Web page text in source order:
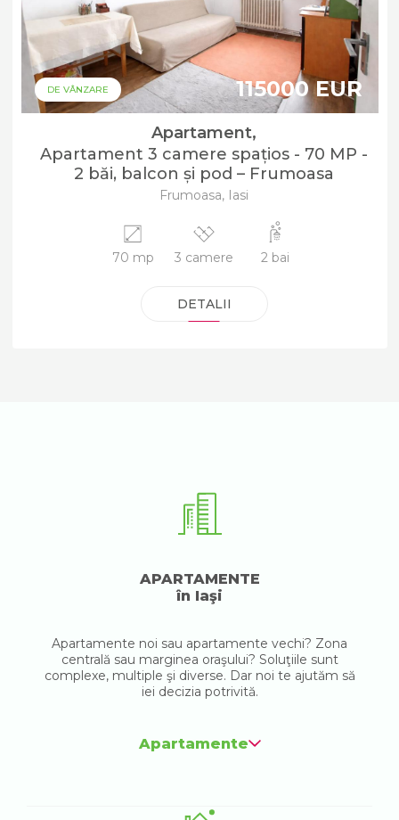
DE VÂNZARE 115000 EUR
Apartament,
Apartament 3 camere spațios - 70 MP -
2 băi, balcon și pod – Frumoasa
Frumoasa, Iasi
70 mp 3 camere 2 bai
DETALII
APARTAMENTE
în Iaşi
Apartamente noi sau apartamente vechi? Zona
centrală sau marginea oraşului? Soluţiile sunt
complexe, multiple şi diverse. Dar noi te ajutăm să
iei decizia potrivită.
Apartamente